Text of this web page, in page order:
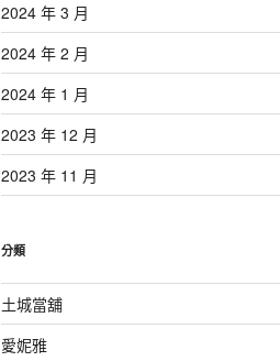
2024 年 3 月
2024 年 2 月
2024 年 1 月
2023 年 12 月
2023 年 11 月
分類
土城當舖
愛妮雅